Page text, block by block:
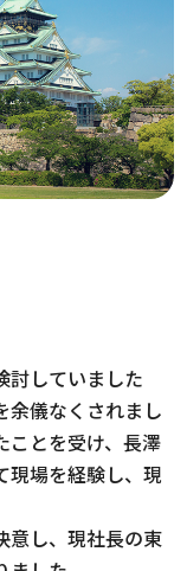
討していました
余儀なくされまし
ことを受け、長澤
現場を経験し、現
意し、現社長の東